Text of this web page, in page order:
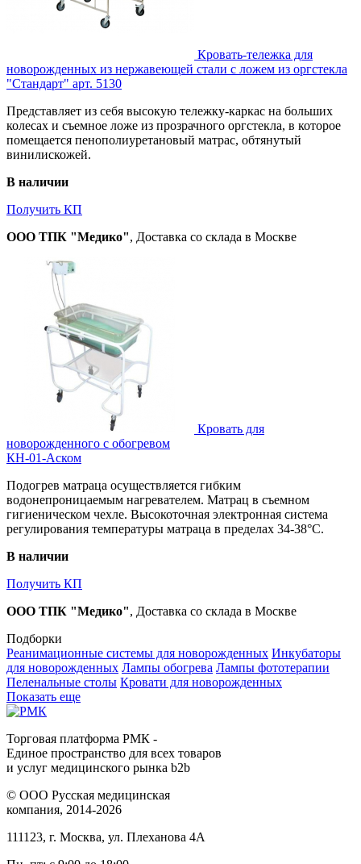
Кровать-тележка для
новорожденных из нержавеющей стали с ложем из оргстекла
"Стандарт" арт. 5130
Представляет из себя высокую тележку-каркас на больших
колесах и съемное ложе из прозрачного оргстекла, в которое
помещается пенополиуретановый матрас, обтянутый
винилискожей.
В наличии
Получить КП
ООО ТПК "Медико", Доставка со склада в Москве
Кровать для
новорожденного с обогревом
КН-01-Аском
Подогрев матраца осуществляется гибким
водонепроницаемым нагревателем. Матрац в съемном
гигиеническом чехле. Высокоточная электронная система
регулирования температуры матраца в пределах 34-38°С.
В наличии
Получить КП
ООО ТПК "Медико", Доставка со склада в Москве
Подборки
Реанимационные системы для новорожденных Инкубаторы
для новорожденных Лампы обогрева Лампы фототерапии
Пеленальные столы Кровати для новорожденных
Показать еще
Торговая платформа РМК -
Единое пространство для всех товаров
и услуг медицинского рынка b2b
© ООО Русская медицинская
компания, 2014-2026
111123, г. Москва, ул. Плеханова 4А